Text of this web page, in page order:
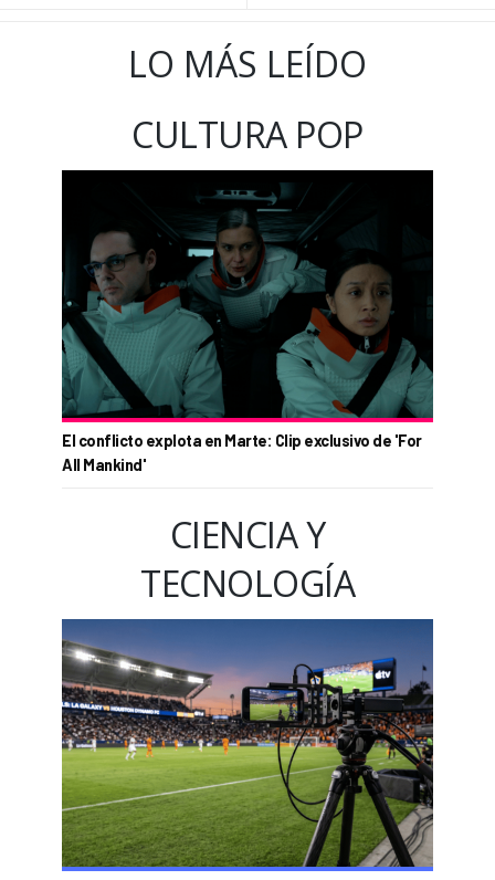
LO MÁS LEÍDO
CULTURA POP
El conflicto explota en Marte: Clip exclusivo de 'For
All Mankind'
CIENCIA Y
TECNOLOGÍA